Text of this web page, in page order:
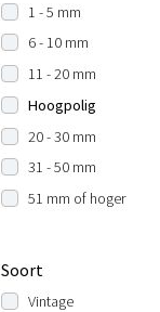
1 - 5 mm
6 - 10 mm
11 - 20 mm
Hoogpolig
20 - 30 mm
31 - 50 mm
51 mm of hoger
Soort
Vintage